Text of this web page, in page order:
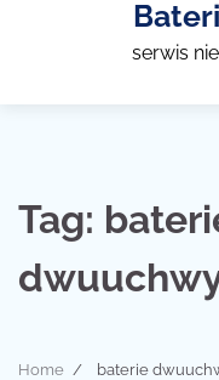
serwis
Tag:
Home baterie